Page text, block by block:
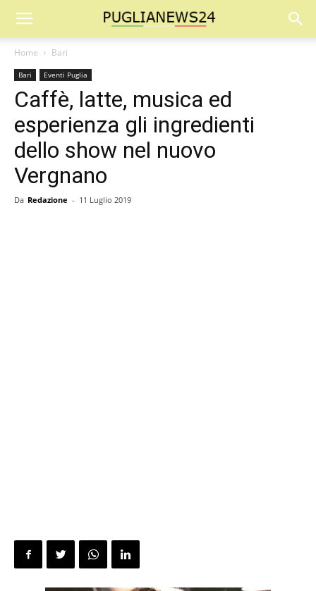
Home Bari
Bari Eventi Puglia
Caffè, latte, musica ed
esperienza gli ingredienti
dello show nel nuovo
Vergnano
Da Redazione - 11 Luglio 2019